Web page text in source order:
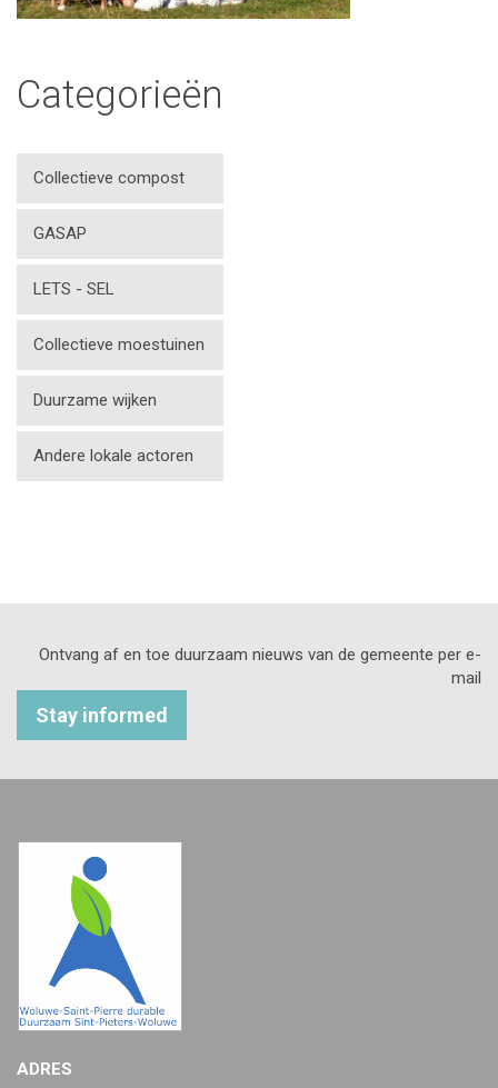
Categorieën
Collectieve compost
GASAP
LETS - SEL
Collectieve moestuinen
Duurzame wijken
Andere lokale actoren
Ontvang af en toe duurzaam nieuws van de gemeente per e-
mail
Stay informed
ADRES